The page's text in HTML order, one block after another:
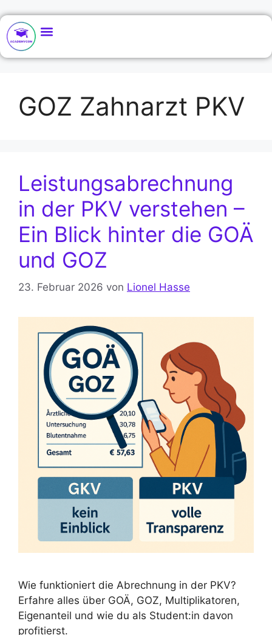
GOZ Zahnarzt PKV
Leistungsabrechnung
in der PKV verstehen –
Ein Blick hinter die GOÄ
und GOZ
23. Februar 2026 von Lionel Hasse
Wie funktioniert die Abrechnung in der PKV?
Erfahre alles über GOÄ, GOZ, Multiplikatoren,
Eigenanteil und wie du als Student:in davon
profitierst.